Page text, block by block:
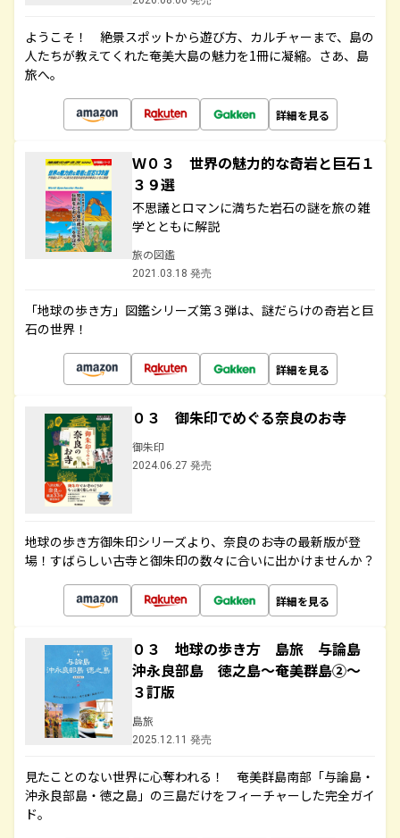
ようこそ！ 絶景スポットから遊び方、カルチャーまで、島の
人たちが教えてくれた奄美大島の魅力を1冊に凝縮。さあ、島
旅へ。
詳細を見る
Ｗ０３ 世界の魅力的な奇岩と巨石１
３９選
不思議とロマンに満ちた岩石の謎を旅の雑
学とともに解説
旅の図鑑
2021.03.18 発売
「地球の歩き方」図鑑シリーズ第３弾は、謎だらけの奇岩と巨
石の世界！
詳細を見る
０３ 御朱印でめぐる奈良のお寺
御朱印
2024.06.27 発売
地球の歩き方御朱印シリーズより、奈良のお寺の最新版が登
場！すばらしい古寺と御朱印の数々に合いに出かけませんか？
詳細を見る
０３ 地球の歩き方 島旅 与論島
沖永良部島 徳之島～奄美群島②～
３訂版
島旅
2025.12.11 発売
見たことのない世界に心奪われる！ 奄美群島南部「与論島・
沖永良部島・徳之島」の三島だけをフィーチャーした完全ガイ
ド。